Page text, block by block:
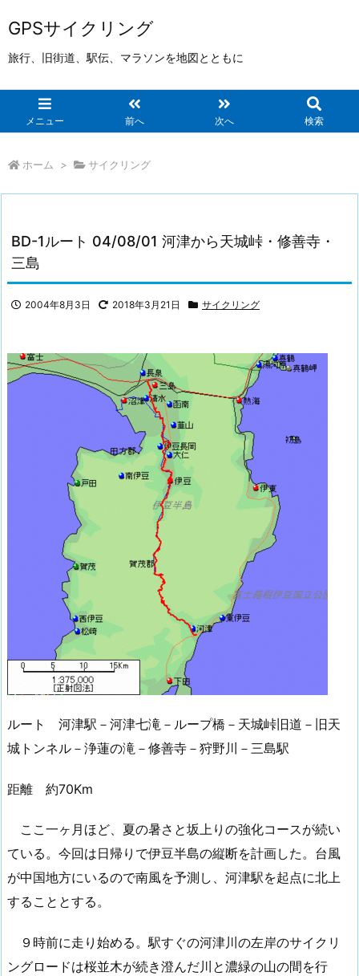
GPSサイクリング
旅行、旧街道、駅伝、マラソンを地図とともに
メニュー 前へ 次へ 検索
ホーム > サイクリング
BD-1ルート 04/08/01 河津から天城峠・修善寺・
三島
2004年8月3日 2018年3月21日 サイクリング
ルート 河津駅－河津七滝－ループ橋－天城峠旧道－旧天
城トンネル－浄蓮の滝－修善寺－狩野川－三島駅
距離 約70Km
ここ一ヶ月ほど、夏の暑さと坂上りの強化コースが続い
ている。今回は日帰りで伊豆半島の縦断を計画した。台風
が中国地方にいるので南風を予測し、河津駅を起点に北上
することとする。
９時前に走り始める。駅すぐの河津川の左岸のサイクリ
ングロードは桜並木が続き澄んだ川と濃緑の山の間を行